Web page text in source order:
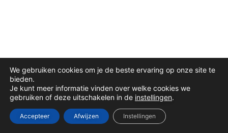
We gebruiken cookies om je de beste ervaring op onze site te
bieden.
Je kunt meer informatie vinden over welke cookies we
gebruiken of deze uitschakelen in de instellingen.
Accepteer Afwijzen Instellingen